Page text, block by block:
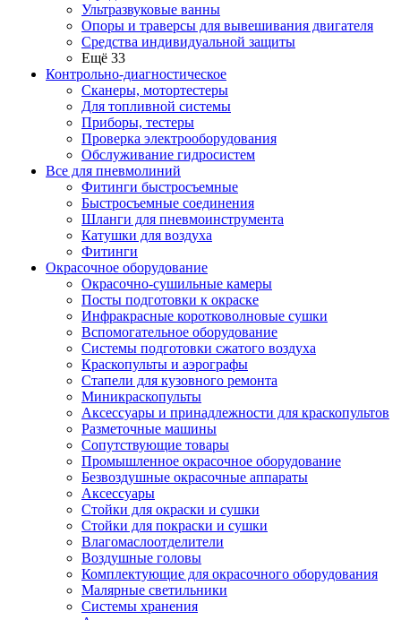
Ультразвуковые ванны
Опоры и траверсы для вывешивания двигателя
Средства индивидуальной защиты
Ещё 33
Контрольно-диагностическое
Сканеры, мотортестеры
Для топливной системы
Приборы, тестеры
Проверка электрооборудования
Обслуживание гидросистем
Все для пневмолиний
Фитинги быстросъемные
Быстросъемные соединения
Шланги для пневмоинструмента
Катушки для воздуха
Фитинги
Окрасочное оборудование
Окрасочно-сушильные камеры
Посты подготовки к окраске
Инфракрасные коротковолновые сушки
Вспомогательное оборудование
Системы подготовки сжатого воздуха
Краскопульты и аэрографы
Стапели для кузовного ремонта
Миникраскопульты
Аксессуары и принадлежности для краскопультов
Разметочные машины
Сопутствующие товары
Промышленное окрасочное оборудование
Безвоздушные окрасочные аппараты
Аксессуары
Стойки для окраски и сушки
Стойки для покраски и сушки
Влагомаслоотделители
Воздушные головы
Комплектующие для окрасочного оборудования
Малярные светильники
Системы хранения